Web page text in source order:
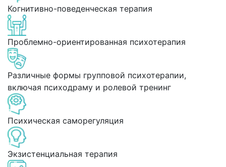
Когнитивно-поведенческая терапия
Проблемно-ориентированная психотерапия
Различные формы групповой психотерапии,
включая психодраму и ролевой тренинг
Психическая саморегуляция
Экзистенциальная терапия